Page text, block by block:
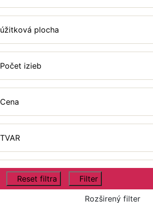
úžitková plocha
Počet izieb
Cena
TVAR
Reset filtra Filter
Rozširený filter